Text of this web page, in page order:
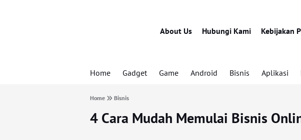
About Us Hubungi Kami Kebijakan
Home Gadget Game Android Bisnis Aplikasi
Home Bisnis
4 Cara Mudah Memulai Bisnis